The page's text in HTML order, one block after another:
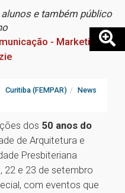
e também público
- Marketing
Curitiba (FEMPAR) News
dos 50 anos do
de Arquitetura e
Presbiteriana
22 e 23 de setembro
com eventos que